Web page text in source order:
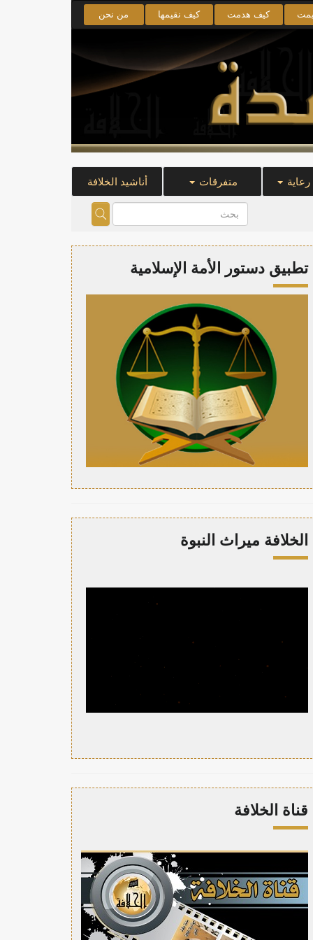
كيف هدمت كيف نقيمها من نحن
متفرقات أناشيد الخلافة
تطبيق دستور الأمة الإسلامية
الخلافة ميراث النبوة
قناة الخلافة